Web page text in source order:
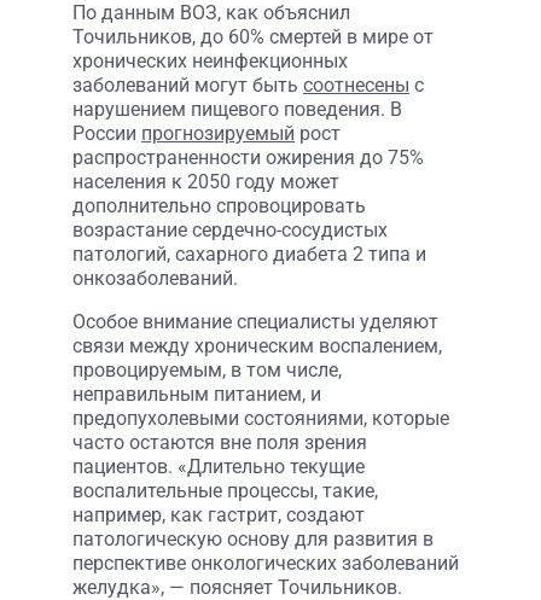
По данным ВОЗ, как объяснил
Точильников, до 60% смертей в мире от
хронических неинфекционных
заболеваний могут быть соотнесены с
нарушением пищевого поведения. В
России прогнозируемый рост
распространенности ожирения до 75%
населения к 2050 году может
дополнительно спровоцировать
возрастание сердечно-сосудистых
патологий, сахарного диабета 2 типа и
онкозаболеваний.
Особое внимание специалисты уделяют
связи между хроническим воспалением,
провоцируемым, в том числе,
неправильным питанием, и
предопухолевыми состояниями, которые
часто остаются вне поля зрения
пациентов. «Длительно текущие
воспалительные процессы, такие,
например, как гастрит, создают
патологическую основу для развития в
перспективе онкологических заболеваний
желудка», — поясняет Точильников.